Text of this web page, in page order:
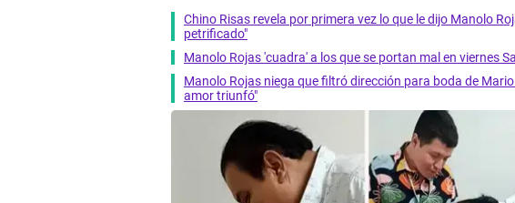
Chino Risas revela por primera vez lo que le dijo Manolo
petrificado"
Manolo Rojas 'cuadra' a los que se portan mal en viernes
Manolo Rojas niega que filtró dirección para boda de
amor triunfó"